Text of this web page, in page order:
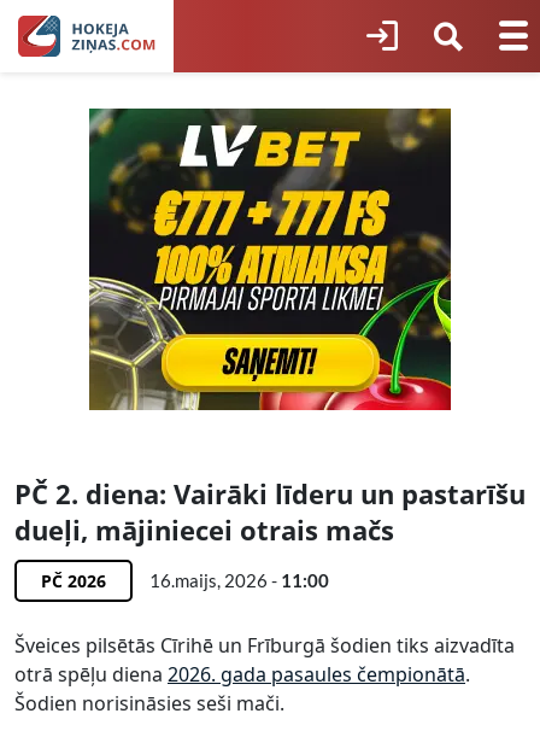
PČ 2. diena: Vairāki līderu un pastarīšu
dueļi, mājiniecei otrais mačs
PČ 2026 16.maijs, 2026 - 11:00
Šveices pilsētās Cīrihē un Frīburgā šodien tiks aizvadīta
otrā spēļu diena 2026. gada pasaules čempionātā.
Šodien norisināsies seši mači.